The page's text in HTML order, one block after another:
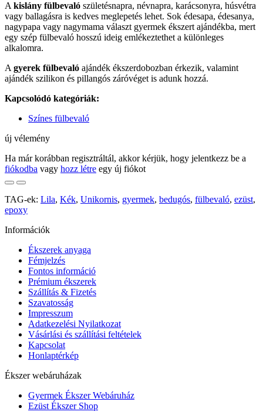
A kislány fülbevaló születésnapra, névnapra, karácsonyra, húsvétra
vagy ballagásra is kedves meglepetés lehet. Sok édesapa, édesanya,
nagypapa vagy nagymama választ gyermek ékszert ajándékba, mert
egy szép fülbevaló hosszú ideig emlékeztethet a különleges
alkalomra.
A gyerek fülbevaló ajándék ékszerdobozban érkezik, valamint
ajándék szilikon és pillangós záróvéget is adunk hozzá.
Kapcsolódó kategóriák:
Színes fülbevaló
új vélemény
Ha már korábban regisztráltál, akkor kérjük, hogy jelentkezz be a
fiókodba vagy hozz létre egy új fiókot
TAG-ek: Lila, Kék, Unikornis, gyermek, bedugós, fülbevaló, ezüst,
epoxy
Információk
Ékszerek anyaga
Fémjelzés
Fontos információ
Prémium ékszerek
Szállítás & Fizetés
Szavatosság
Impresszum
Adatkezelési Nyilatkozat
Vásárlási és szállítási feltételek
Kapcsolat
Honlaptérkép
Ékszer webáruházak
Gyermek Ékszer Webáruház
Ezüst Ékszer Shop